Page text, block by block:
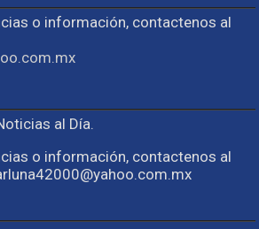
o información, contactenos al
al Día.
o información, contactenos al